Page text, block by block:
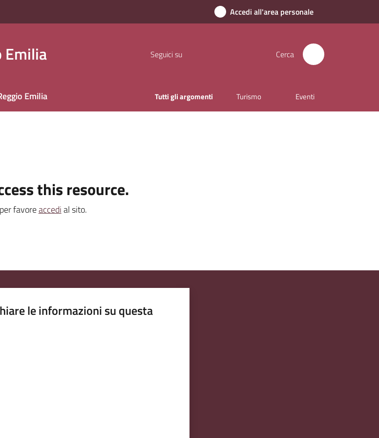
Accedi all'area personale
Emilia Seguici su Cerca
Emilia Tutti gli argomenti Turismo Eventi
this resource.
favoreaccedial sito.
le informazioni su questa